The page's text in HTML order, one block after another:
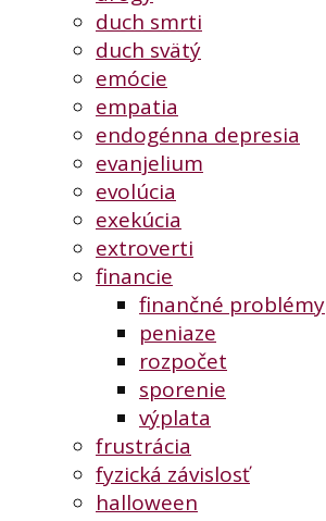
duch smrti
duch svätý
emócie
empatia
endogénna depresia
evanjelium
evolúcia
exekúcia
extroverti
financie
finančné problémy
peniaze
rozpočet
sporenie
výplata
frustrácia
fyzická závislosť
halloween